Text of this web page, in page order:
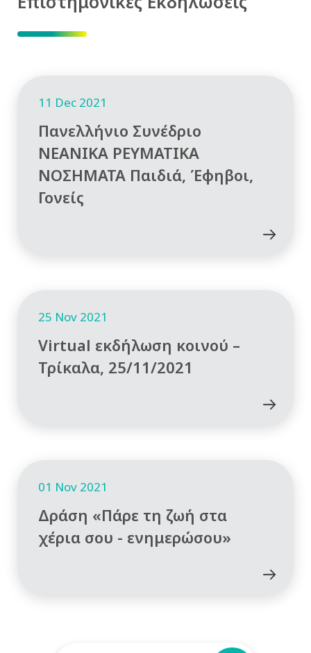
11 Dec 2021
Πανελλήνιο Συνέδριο
ΝΕΑΝΙΚΑ ΡΕΥΜΑΤΙΚΑ
ΝΟΣΗΜΑΤΑ Παιδιά, Έφηβοι,
Γονείς
25 Nov 2021
Virtual εκδήλωση κοινού –
Τρίκαλα, 25/11/2021
01 Nov 2021
Δράση «Πάρε τη ζωή στα
χέρια σου - ενημερώσου»